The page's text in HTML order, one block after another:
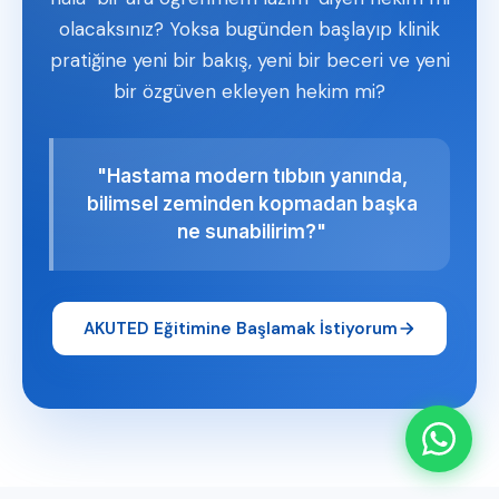
olacaksınız? Yoksa bugünden başlayıp klinik
pratiğine yeni bir bakış, yeni bir beceri ve yeni
bir özgüven ekleyen hekim mi?
"Hastama modern tıbbın yanında,
bilimsel zeminden kopmadan başka
ne sunabilirim?"
AKUTED Eğitimine Başlamak İstiyorum